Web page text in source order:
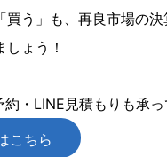
買う」も、再良市場の決
ょう！
・LINE見積もりも承
こちら